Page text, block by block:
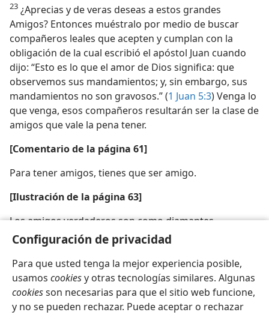
Configuración de privacidad
Para que usted tenga la mejor experiencia posible,
usamos cookiesy otras tecnologías similares. Algunas
cookiesson necesarias para que el sitio web funcione,
y no se pueden rechazar. Puede aceptar o rechazar
23 ¿Aprecias y de veras deseas a estos grandes
Amigos? Entonces muéstralo por medio de buscar
compañeros leales que acepten y cumplan con la
obligación de la cual escribió el apóstol Juan cuando
dijo: “Esto es lo que el amor de Dios significa: que
observemos sus mandamientos; y, sin embargo, sus
mandamientos no son gravosos.” (1 Juan 5:3) Venga lo
que venga, esos compañeros resultarán ser la clase de
amigos que vale la pena tener.
[Comentario de la página 61]
Para tener amigos, tienes que ser amigo.
[Ilustración de la página 63]
Los amigos verdaderos son como diamantes
Español Compartir Configuración
Copyright© 2026 Watch Tower Bible and Tract Society of Pennsylvania